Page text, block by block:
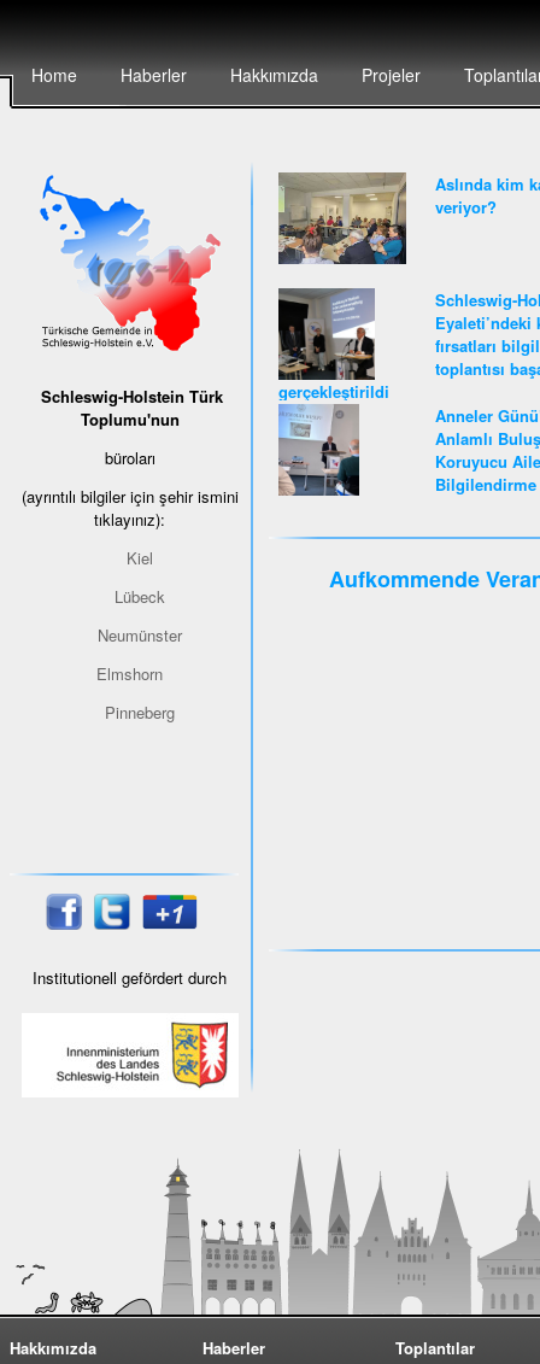
Home Haberler Hakkımızda Projeler
Schleswig-Holstein Türk
Toplumu'nun
büroları
(ayrıntılı bilgiler için şehir ismini
tıklayınız):
Kiel
Lübeck
Neumünster
Elmshorn
Pinneberg
Institutionell gefördert durch
Aslında kim
veriyor?
Schleswig-
Eyaleti’ndeki
fırsatları
toplantısı
gerçekleştirildi
Anneler
Anlamlı
Koruyucu Aile
Bilgilendirme
Aufkommende
Hakkımızda
Haberler
Toplantılar